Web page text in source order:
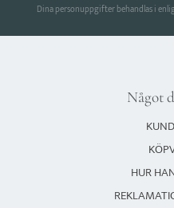
Dina personuppgifter behandlas i
Något
HUR